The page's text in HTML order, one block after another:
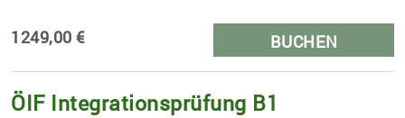
1249,00 € BUCHEN
ÖIF Integrationsprüfung B1